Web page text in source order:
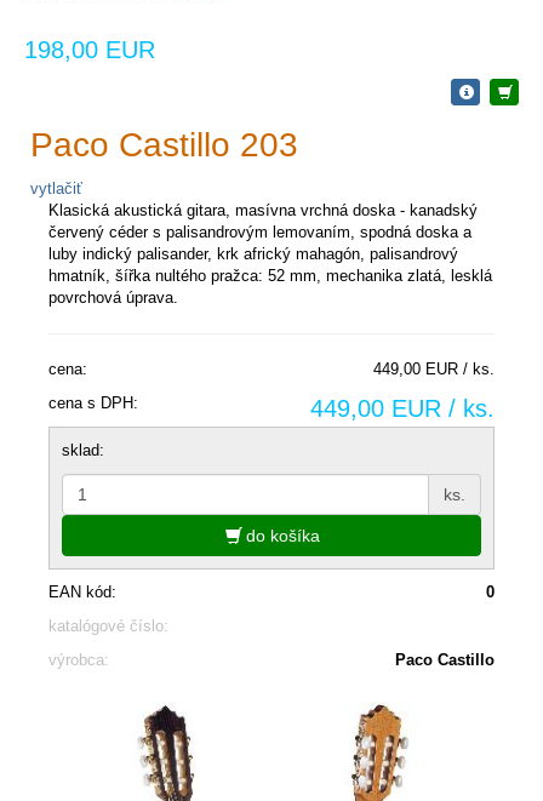
198,00 EUR
Paco Castillo 203
vytlačiť
Klasická akustická gitara, masívna vrchná doska - kanadský
červený céder s palisandrovým lemovaním, spodná doska a
luby indický palisander, krk africký mahagón, palisandrový
hmatník, šířka nultého pražca: 52 mm, mechanika zlatá, lesklá
povrchová úprava.
cena:
449,00 EUR / ks.
cena s DPH:
449,00 EUR / ks.
sklad:
ks.
do košíka
EAN kód:
0
katalógové číslo:
výrobca:
Paco Castillo